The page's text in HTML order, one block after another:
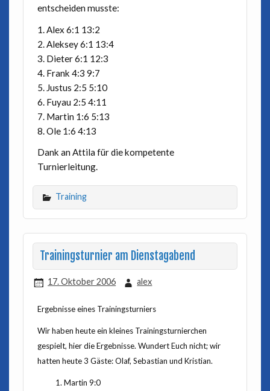
entscheiden musste:
1. Alex 6:1 13:2
2. Aleksey 6:1 13:4
3. Dieter 6:1 12:3
4. Frank 4:3 9:7
5. Justus 2:5 5:10
6. Fuyau 2:5 4:11
7. Martin 1:6 5:13
8. Ole 1:6 4:13
Dank an Attila für die kompetente
Turnierleitung.
Training
Trainingsturnier am Dienstagabend
17. Oktober 2006 alex
Ergebnisse eines Trainingsturniers
Wir haben heute ein kleines Trainingsturnierchen
gespielt, hier die Ergebnisse. Wundert Euch nicht; wir
hatten heute 3 Gäste: Olaf, Sebastian und Kristian.
Martin 9:0